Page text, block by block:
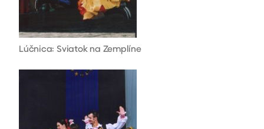
Lúčnica: Sviatok na Zemplíne